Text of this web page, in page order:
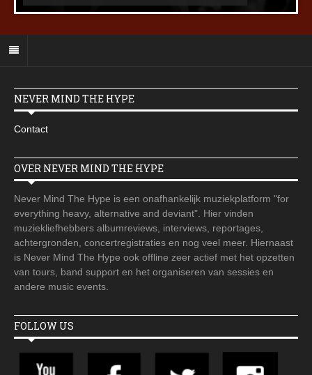
NEVER MIND THE HYPE
Contact
OVER NEVER MIND THE HYPE
Never Mind The Hype is een onafhankelijk muziekplatform "for
everything heavy, alternative and deviant". Hier vinden
muziekliefhebbers albumreviews, interviews, reportages,
achtergronden, concertregistraties en nog veel meer. Hiernaast
is Never Mind The Hype ook offline zeer actief met het opzetten
van tours, band support en het organiseren van sessies en
andere music events.
FOLLOW US